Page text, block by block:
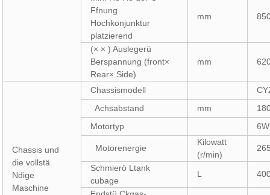
Ffnung
Hochkonjunktur
platzierend
mm
(× × ) Auslegerü
Berspannung (front×
Rear× Side)
mm
Chassis und
die vollstä
Ndige
Maschine
Chassismodell
Achsabstand
mm
Motortyp
Motorenergie
Kilowatt
(r/min)
Schmierö Ltank
cubage
L